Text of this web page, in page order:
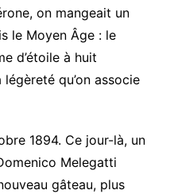
on mangeait un
le Moyen Âge : le
d’étoile à huit
qu’on associe
1894. Ce jour-là, un
Melegatti
gâteau, plus